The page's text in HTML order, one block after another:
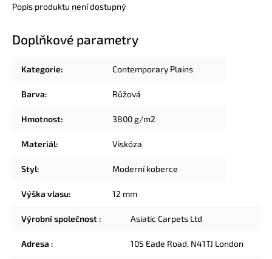
Popis produktu není dostupný
Doplňkové parametry
Kategorie: Contemporary Plains
Barva: Růžová
Hmotnost: 3800 g/m2
Materiál: Viskóza
Styl: Moderní koberce
Výška vlasu: 12 mm
Výrobní společnost: Asiatic Carpets Ltd
Adresa : 105 Eade Road, N41TJ London